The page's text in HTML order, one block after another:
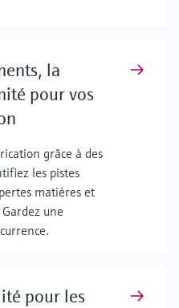
la
pour vos
grâce à des
les pistes
matières et
une
pour les